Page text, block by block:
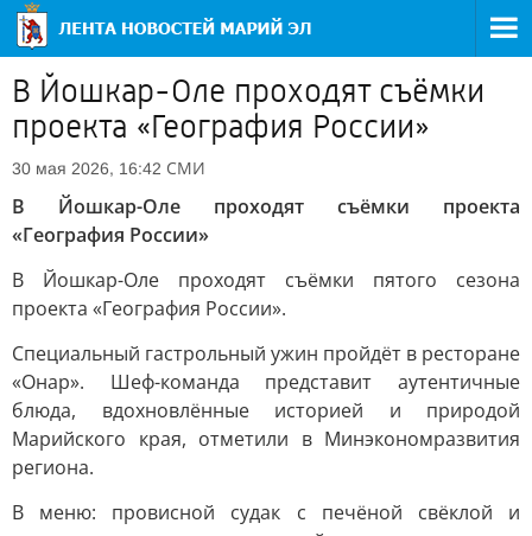
В Йошкар-Оле проходят съёмки
проекта «География России»
30 мая 2026, 16:42 СМИ
В Йошкар-Оле проходят съёмки проекта
«География России»
В Йошкар-Оле проходят съёмки пятого сезона
проекта «География России».
Специальный гастрольный ужин пройдёт в ресторане
«Онар». Шеф-команда представит аутентичные
блюда, вдохновлённые историей и природой
Марийского края, отметили в Минэкономразвития
региона.
В меню: провисной судак с печёной свёклой и